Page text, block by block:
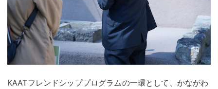
KAATフレンドシッププログラムの一環として、かながわ